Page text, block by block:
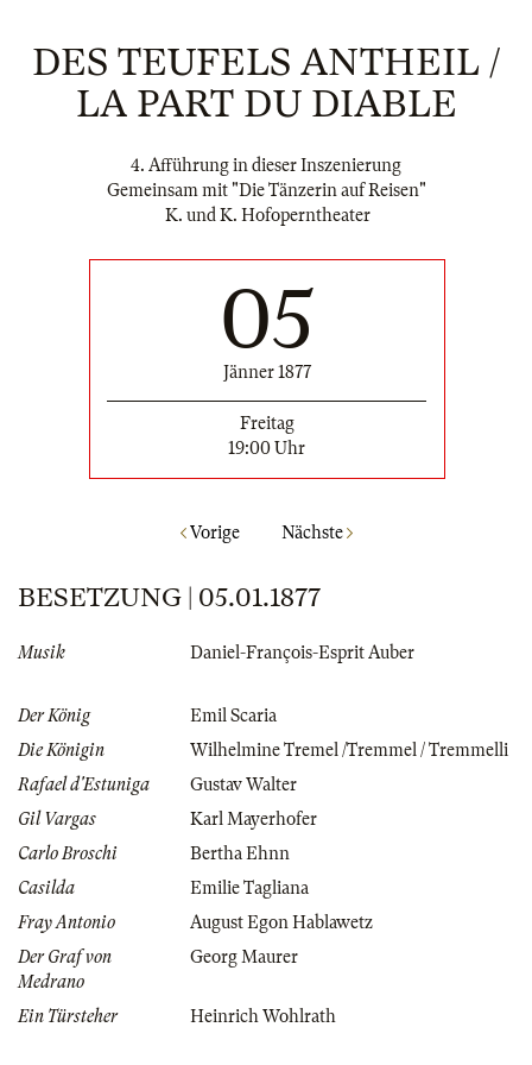
DES TEUFELS ANTHEIL /
LA PART DU DIABLE
4. Afführung in dieser Inszenierung
Gemeinsam mit "Die Tänzerin auf Reisen"
K. und K. Hofoperntheater
05
Jänner 1877
Freitag
19:00 Uhr
Vorige Nächste
BESETZUNG | 05.01.1877
Musik Daniel-François-Esprit Auber
Der König
Emil Scaria
Die Königin
Wilhelmine Tremel /Tremmel / Tremmelli
Rafael d'Estuniga
Gustav Walter
Gil Vargas
Karl Mayerhofer
Carlo Broschi
Bertha Ehnn
Casilda
Emilie Tagliana
Fray Antonio
August Egon Hablawetz
Der Graf von
Medrano
Georg Maurer
Ein Türsteher Heinrich Wohlrath